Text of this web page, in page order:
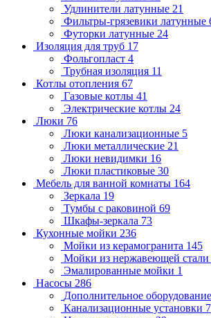
Удлинители латунные 21
Фильтры-грязевики латунные
Футорки латунные 24
Изоляция для труб 17
Фольгопласт 4
Трубная изоляция 11
Котлы отопления 67
Газовые котлы 41
Электрические котлы 24
Люки 76
Люки канализационные 5
Люки металлические 21
Люки невидимки 16
Люки пластиковые 30
Мебель для ванной комнаты 164
Зеркала 19
Тумбы с раковиной 69
Шкафы-зеркала 73
Кухонные мойки 236
Мойки из керамогранита 145
Мойки из нержавеющей стали
Эмалированные мойки 1
Насосы 286
Дополнительное
Канализационные установки 7